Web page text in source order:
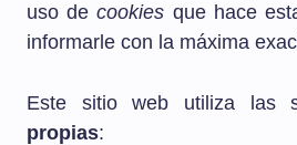
uso decookies que hace
informarle con la máxima
Este sitio web utiliza las
propias: